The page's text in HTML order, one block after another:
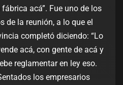
acá”. Fue uno de los
de la reunión, a lo que el
completó diciendo: “Lo
acá, con gente de acá y
reglamentar en ley eso.
los empresarios